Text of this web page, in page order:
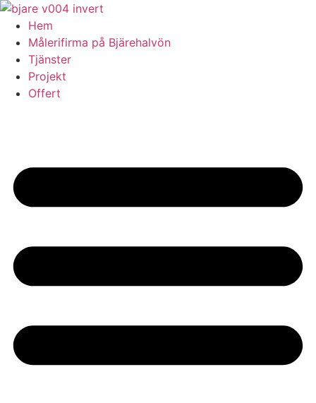
Skip
content
Hem
Målerifirma på Bjärehalvön
Tjänster
Projekt
Offert